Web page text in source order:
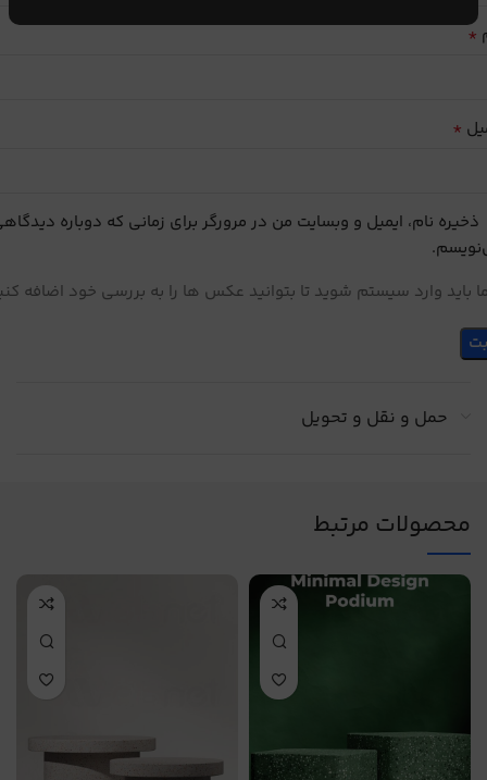
*
*
ذخیره نام، ایمیل و وبسایت من در مرورگر برای زمانی که دوباره
باید وارد سیستم شوید تا بتوانید عکس ها را به بررسی خود اضافه
حمل و نقل و تحویل
محصولات مرتبط